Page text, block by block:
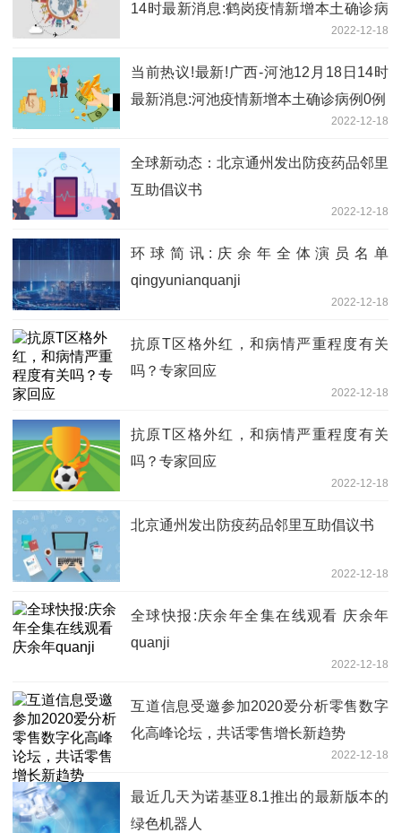
14时最新消息:鹤岗疫情新增本土确诊病
2022-12-18
当前热议!最新!广西-河池12月18日14时
最新消息:河池疫情新增本土确诊病例0例
2022-12-18
全球新动态：​北京通州发出防疫药品邻里
互助倡议书
2022-12-18
环球简讯:庆余年全体演员名单
qingyunianquanji
2022-12-18
抗原T区格外红，和病情严重程度有关
吗？专家回应
2022-12-18
抗原T区格外红，和病情严重程度有关
吗？专家回应
2022-12-18
​北京通州发出防疫药品邻里互助倡议书
2022-12-18
全球快报:庆余年全集在线观看 庆余年
quanji
2022-12-18
互道信息受邀参加2020爱分析零售数字
化高峰论坛，共话零售增长新趋势
2022-12-18
最近几天为诺基亚8.1推出的最新版本的
绿色机器人